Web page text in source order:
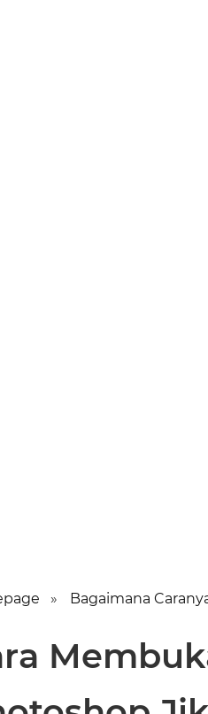
Bagaimana